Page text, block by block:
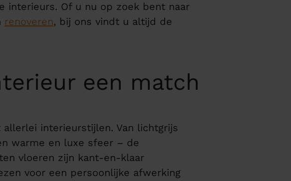
interieurs. Of u nu op zoek bent naar
renoveren, bij ons vindt u altijd de
een match
interieurstijlen. Van lichtgrijs
warme en luxe sfeer – de
vloeren zijn kant-en-klaar
voor een persoonlijke afwerking